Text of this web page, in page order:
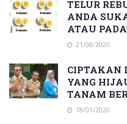
TELUR
ANDA
ATAU
21/08/2020
CIPTAKAN
YANG
TANAM
18/01/2020